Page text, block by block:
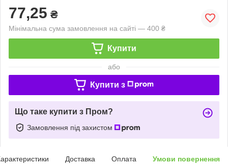
77,25 ₴
Мінімальна сума замовлення на сайті — 400 ₴
Купити
або
Купити з
Що таке купити з Пром?
Замовлення під захистом
Доставка Оплата Умови повернення